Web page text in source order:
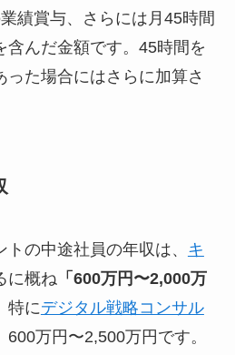
績賞与、さらには月45時間
含んだ金額です。45時間を
った場合にはさらに加算さ
の中途社員の年収は、 キ
に概ね 「600万円〜2,000万
特にデジタル戦略コンサル
万円〜2,500万円です。